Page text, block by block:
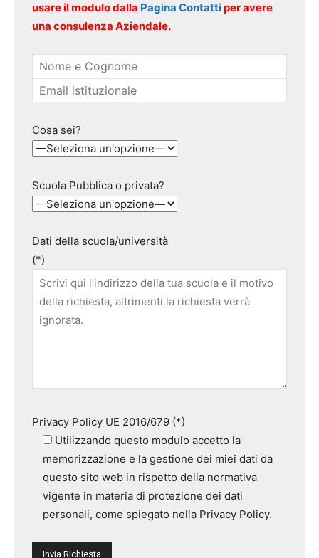
usare il modulo dalla Pagina Contattiper avere
una consulenza Aziendale.
Cosa sei?
Scuola Pubblica o privata?
Dati della scuola/università
(*)
Privacy Policy UE 2016/679 (*)
Utilizzando questo modulo accetto la
memorizzazione e la gestione dei miei dati da
questo sito web in rispetto della normativa
vigente in materia di protezione dei dati
personali, come spiegato nella Privacy Policy.